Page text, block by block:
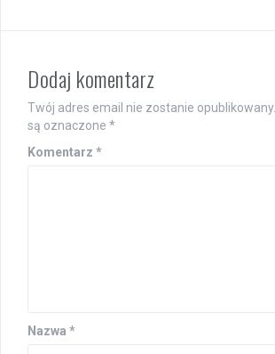
Dodaj komentarz
Twój adres email nie zostanie opublikowany.
są oznaczone *
Komentarz *
Nazwa *